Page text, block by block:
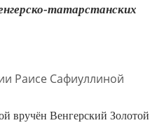
татарстанских
вручён Венгерский Золотой